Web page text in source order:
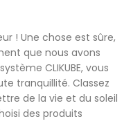
! Une chose est sûre,
que nous avons
CLIKUBE, vous
tranquillité. Classez
de la vie et du soleil
des produits